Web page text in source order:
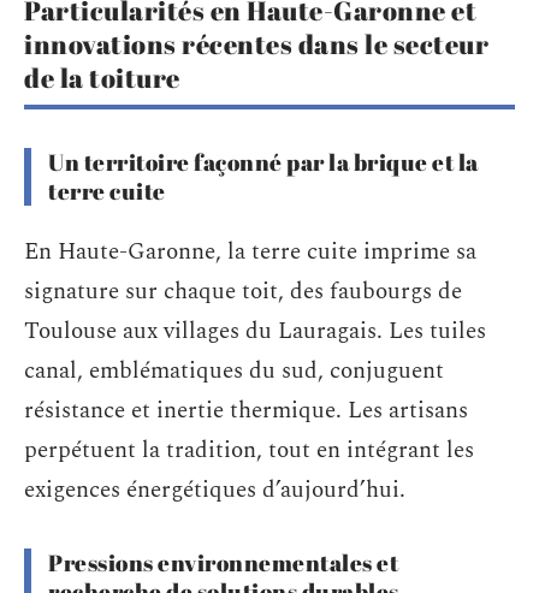
Particularités en Haute-Garonne et
innovations récentes dans le secteur
de la toiture
Un territoire façonné par la brique et la
terre cuite
En Haute-Garonne, la terre cuite imprime sa
signature sur chaque toit, des faubourgs de
Toulouse aux villages du Lauragais. Les tuiles
canal, emblématiques du sud, conjuguent
résistance et inertie thermique. Les artisans
perpétuent la tradition, tout en intégrant les
exigences énergétiques d’aujourd’hui.
Pressions environnementales et